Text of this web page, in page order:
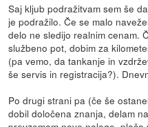
Saj kljub podražitvam sem še
je podražilo. Če se malo
delo ne sledijo realnim cenam.
službeno pot, dobim za
(pa vemo, da tankanje in
še servis in registracija?).
Po drugi strani pa (če še
dobil določena znanja, delam